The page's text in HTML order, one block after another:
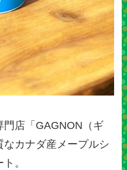
店「GAGNON（ギ
カナダ産メープルシ
。